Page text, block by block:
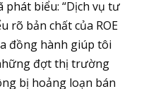
phát biểu: “Dịch vụ tư
rõ bản chất của ROE
đồng hành giúp tôi
đợt thị trường
bị hoảng loạn bán